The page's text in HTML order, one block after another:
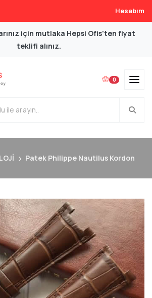
Hesabım
için mutlaka Hepsi Ofis'ten fiyat
teklifi alınız.
0
Patek Philippe Nautilus Kordon